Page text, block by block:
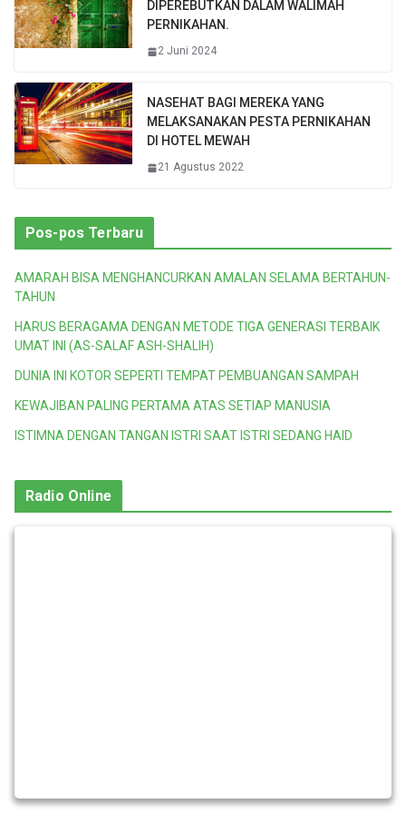
DIPEREBUTKAN DALAM WALIMAH
PERNIKAHAN.
2 Juni 2024
NASEHAT BAGI MEREKA YANG
MELAKSANAKAN PESTA PERNIKAHAN
DI HOTEL MEWAH
21 Agustus 2022
Pos-pos Terbaru
AMARAH BISA MENGHANCURKAN AMALAN SELAMA BERTAHUN-
TAHUN
HARUS BERAGAMA DENGAN METODE TIGA GENERASI TERBAIK
UMAT INI (AS-SALAF ASH-SHALIH)
DUNIA INI KOTOR SEPERTI TEMPAT PEMBUANGAN SAMPAH
KEWAJIBAN PALING PERTAMA ATAS SETIAP MANUSIA
ISTIMNA DENGAN TANGAN ISTRI SAAT ISTRI SEDANG HAID
Radio Online